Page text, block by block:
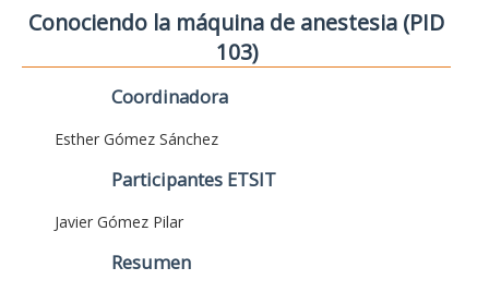
Conociendo la máquina de anestesia (PID
103)
Coordinadora
Esther Gómez Sánchez
Participantes ETSIT
Javier Gómez Pilar
Resumen